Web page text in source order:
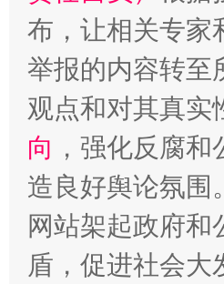
布，让相关专家
举报的内容转至
观点和对其真实
向 ，强化反腐
造良好舆论氛围
网站架起政府
盾，促进社会